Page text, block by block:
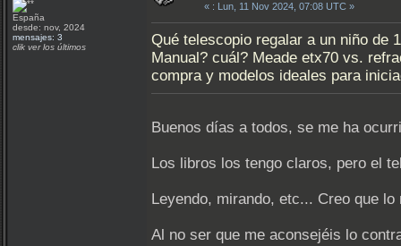
España
desde: nov, 2024
mensajes: 3
clik ver los últimos
« : Lun, 11 Nov 2024, 07:08 UTC »
Qué telescopio regalar a un niño de
Manual? cuál? Meade etx70 vs.
compra y modelos ideales para
Buenos días a todos, se me ha
Los libros los tengo claros, pero el
Leyendo, mirando, etc... Creo que
Al no ser que me aconsejéis lo